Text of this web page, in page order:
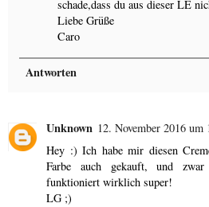
schade,dass du aus dieser LE
Liebe Grüße
Caro
Antworten
Unknown 12. November 2016 um
Hey :) Ich habe mir diesen
Farbe auch gekauft, und
funktioniert wirklich super!
LG ;)